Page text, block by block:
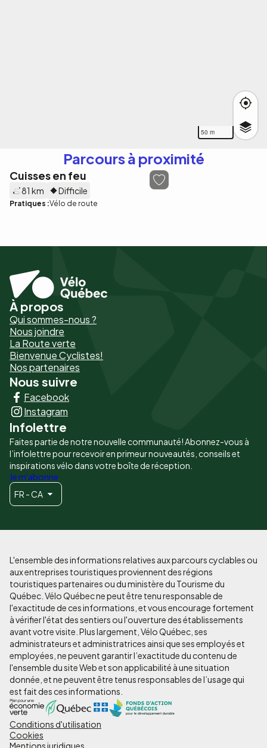
50 m
Parcours à proximité
Cuisses en feu
81 km Difficile
Pratiques :Vélo de route
Pied
de
page
-
Liens
principaux
À propos
Qui sommes-nous ?
Nous joindre
La Route verte
Bienvenue Cyclistes!
Nos partenaires
Nous suivre
Facebook
Instagram
Infolettre
Faites partie de notre nouvelle communauté! Abonnez-vous à
l’infolettre pour recevoir en primeur nouveautés, conseils et
inspirations vélo dans votre boîte de réception.
Je m'abonne
FR - CA
L'ensemble des informations relatives aux parcours cyclables ou
aux entreprises touristiques proviennent des régions
touristiques partenaires ou du ministère du Tourisme du
Québec. Vélo Québec ne peut être tenu responsable de
l'exactitude de ces informations, et vous encourage fortement
à vérifier l'état des sentiers ou l'ouverture des établissements
avant votre visite. Plus largement, Vélo Québec, ses
administrateurs et administratrices ainsi que ses employés et
employées, ne peuvent garantir l’exactitude du contenu de
l'ensemble du site Web et son applicabilité à une situation
donnée, et ne peuvent être tenus responsables de l’usage qui
est fait des ces informations.
Pied
Conditions d'utilisation
Cookies
Mentions juridiques